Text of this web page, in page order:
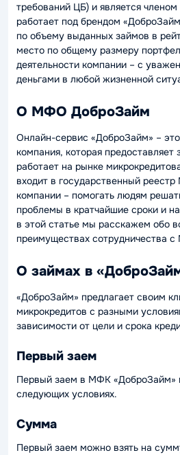
требований ЦБ) и является
работает под брендом
по объему выданных займов в
место по общему размеру
деятельности компании – с
деньгами в любой жизненной
О МФО ДоброЗайм
Онлайн-сервис «ДоброЗайм» –
компания, которая
работает на рынке
входит в государственный
компании – помогать людям
проблемы в кратчайшие сроки и
в этой статье мы расскажем обо
преимуществах сотрудничества
О займах в
«ДоброЗайм» предлагает своим
микрокредитов с разными
зависимости от цели и срока
Первый заем
Первый заем в МФК «ДоброЗайм»
следующих условиях.
Сумма
Первый заем можно взять на